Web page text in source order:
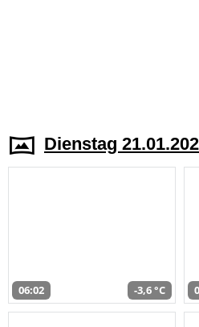
Dienstag
06:02 -3,6 °C